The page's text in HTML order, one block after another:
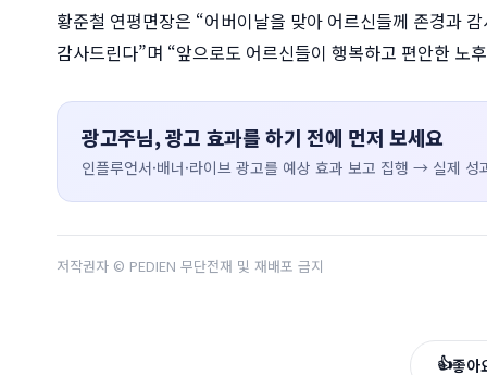
황준철 연평면장은 “어버이날을 맞아 어르신들께 존경과
감사드린다”며 “앞으로도 어르신들이 행복하고 편안한 노
광고주님, 광고 효과를 하기 전에 먼저 보세요
인플루언서·배너·라이브 광고를 예상 효과 보고 집행 → 실제 성
저작권자 © PEDIEN 무단전재 및 재배포 금지
👍좋아